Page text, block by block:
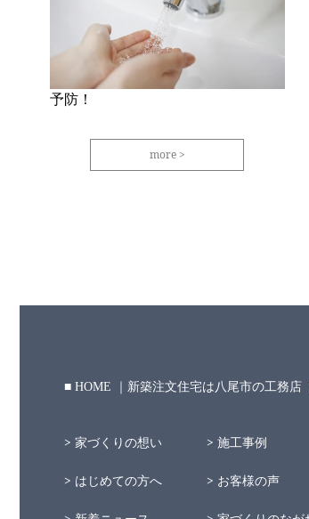
予防！
more
HOME ｜新築注文住宅は八尾市の工務店
家づくりの想い
はじめての方へ
施工事例
お客様の声